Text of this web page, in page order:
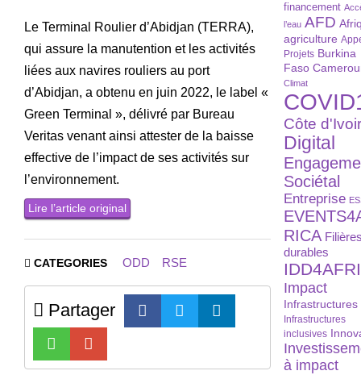
Le Terminal Roulier d’Abidjan (TERRA),
qui assure la manutention et les activités
liées aux navires rouliers au port
d’Abidjan, a obtenu en juin 2022, le label «
Green Terminal », délivré par Bureau
Veritas venant ainsi attester de la baisse
effective de l’impact de ses activités sur
l’environnement.
Lire l’article original
CATEGORIES ODD RSE
Partager
financement
l’eau AFD
agriculture
Projets Burkina
Faso
Climat
Côte
Digital
Sociétal
Entreprise
RICA
durables
Impact
Infrastructures
Infrastructures
inclusives
à impact